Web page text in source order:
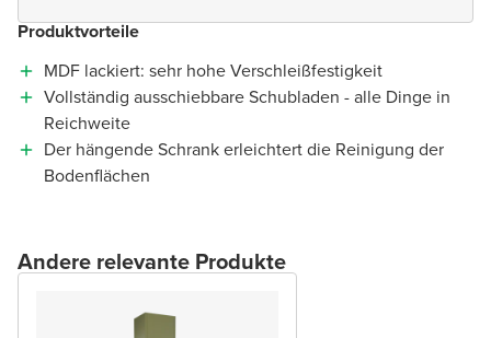
Produktvorteile
MDF lackiert: sehr hohe Verschleißfestigkeit
Vollständig ausschiebbare Schubladen - alle Dinge in
Reichweite
Der hängende Schrank erleichtert die Reinigung der
Bodenflächen
Andere relevante Produkte